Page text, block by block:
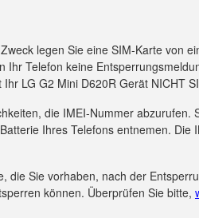
legen Sie eine SIM-Karte von
Ihr Telefon keine
LG G2 Mini D620R Gerät NICHT
die IMEI-Nummer abzurufen.
Ihres Telefons entnemen. Die
die Sie vorhaben, nach der
können. Überprüfen Sie bitte,